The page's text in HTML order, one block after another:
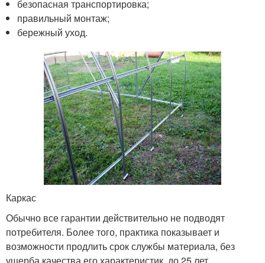
безопасная транспортировка;
правильный монтаж;
бережный уход.
Каркас
Обычно все гарантии действительно не подводят
потребителя. Более того, практика показывает и
возможности продлить срок службы материала, без
ущерба качества его характеристик, до 25 лет.